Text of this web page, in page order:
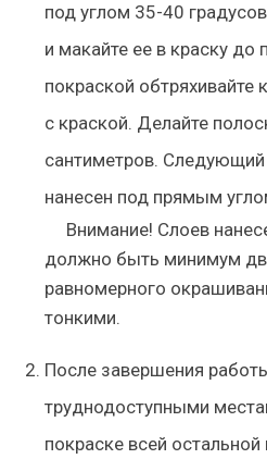
под углом 35-40
и макайте ее в краску
покраской обтряхивайте
с краской. Делайте
сантиметров.
нанесен под прямым
Внимание! Слоев
должно быть минимум
равномерного
тонкими.
После завершения
труднодоступными
покраске всей